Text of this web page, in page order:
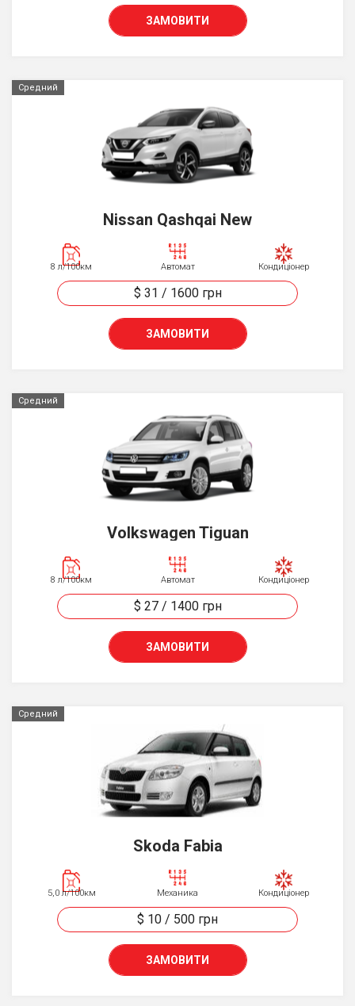
ЗАМОВИТИ
Средний
Nissan Qashqai New
8 л/100км Автомат Кондиціонер
$ 31 / 1600 грн
ЗАМОВИТИ
Средний
Volkswagen Tiguan
8 л/100км Автомат Кондиціонер
$ 27/ 1400 грн
ЗАМОВИТИ
Средний
Skoda Fabia
5,0 л/100км Механика Кондиціонер
$ 10 / 500 грн
ЗАМОВИТИ